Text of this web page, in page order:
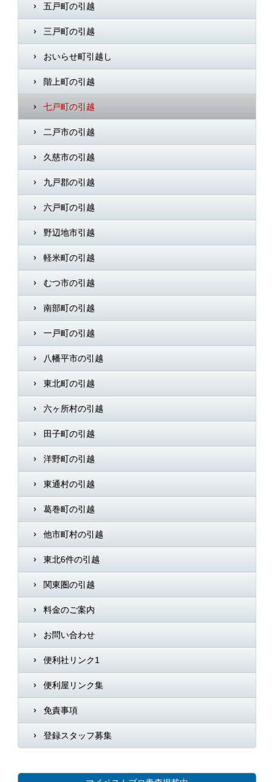
五戸町の引越
三戸町の引越
おいらせ町引越し
階上町の引越
七戸町の引越
二戸市の引越
久慈市の引越
九戸郡の引越
六戸町の引越
野辺地市引越
軽米町の引越
むつ市の引越
南部町の引越
一戸町の引越
八幡平市の引越
東北町の引越
六ヶ所村の引越
田子町の引越
洋野町の引越
東通村の引越
葛巻町の引越
他市町村の引越
東北6件の引越
関東圏の引越
料金のご案内
お問い合わせ
便利社リンク1
便利屋リンク集
免責事項
登録スタッフ募集